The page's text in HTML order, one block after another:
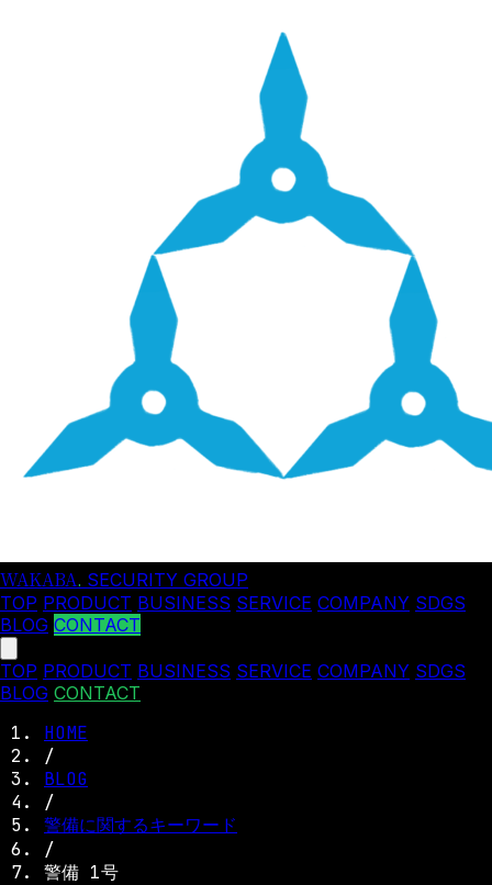
WAKABA. SECURITY GROUP
TOP PRODUCT BUSINESS SERVICE COMPANY SDGS
BLOG CONTACT
TOP PRODUCT BUSINESS SERVICE COMPANY SDGS
BLOG CONTACT
HOME
/
BLOG
/
警備に関するキーワード
/
警備 1号